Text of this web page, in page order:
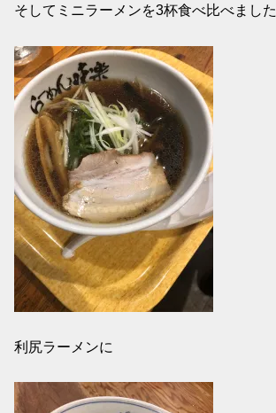
そしてミニラーメンを3杯食べ比べました
利尻ラーメンに